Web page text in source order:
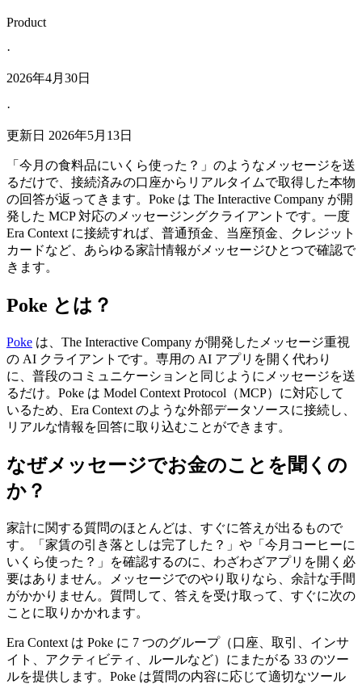
Product
·
2026年4月30日
·
更新日 2026年5月13日
「今月の食料品にいくら使った？」のようなメッセージを送
るだけで、接続済みの口座からリアルタイムで取得した本物
の回答が返ってきます。Poke は The Interactive Company が開
発した MCP 対応のメッセージングクライアントです。一度
Era Context に接続すれば、普通預金、当座預金、クレジット
カードなど、あらゆる家計情報がメッセージひとつで確認で
きます。
Poke とは？
Poke は、The Interactive Company が開発したメッセージ重視
の AI クライアントです。専用の AI アプリを開く代わり
に、普段のコミュニケーションと同じようにメッセージを送
るだけ。Poke は Model Context Protocol（MCP）に対応して
いるため、Era Context のような外部データソースに接続し、
リアルな情報を回答に取り込むことができます。
なぜメッセージでお金のことを聞くの
か？
家計に関する質問のほとんどは、すぐに答えが出るもので
す。「家賃の引き落としは完了した？」や「今月コーヒーに
いくら使った？」を確認するのに、わざわざアプリを開く必
要はありません。メッセージでのやり取りなら、余計な手間
がかかりません。質問して、答えを受け取って、すぐに次の
ことに取りかかれます。
Era Context は Poke に 7 つのグループ（口座、取引、インサ
イト、アクティビティ、ルールなど）にまたがる 33 のツー
ルを提供します。Poke は質問の内容に応じて適切なツール